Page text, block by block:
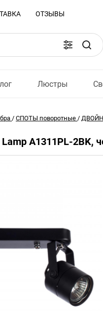
ОТЗЫВЫ
Люстры
/ СПОТЫ поворотные /
A1311PL-2BK,